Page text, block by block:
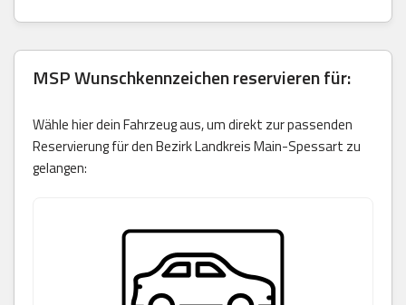
MSP Wunschkennzeichen reservieren für:
Wähle hier dein Fahrzeug aus, um direkt zur passenden
Reservierung für den Bezirk Landkreis Main-Spessart zu
gelangen: